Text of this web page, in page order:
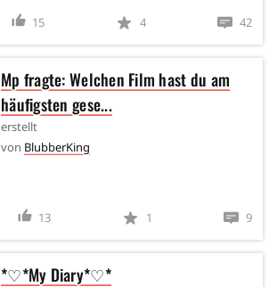
15 4 42
Mp fragte: Welchen Film hast du am
häufigsten gese...
erstellt
von BlubberKing
13 1 9
*♡*My Diary*♡*